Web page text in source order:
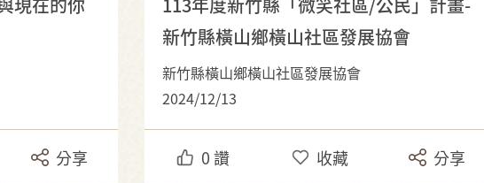
分享
新竹縣橫山鄉橫山社區發展協會
新竹縣橫山鄉橫山社區發展協會
2024/12/13
0讚 收藏 分享